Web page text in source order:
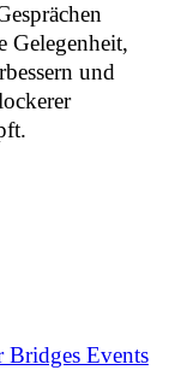
Gelegenheit,
und
Bridges Events